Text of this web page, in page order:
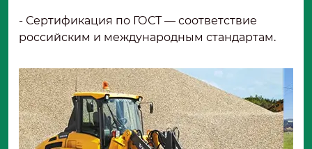
- Сертификация по ГОСТ — соответствие
российским и международным стандартам.